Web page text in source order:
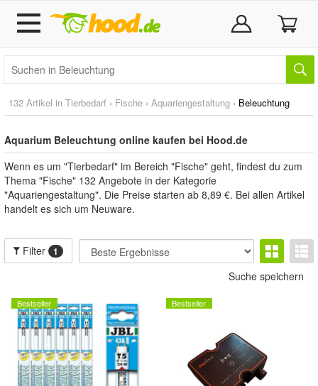
132 Artikel in Tierbedarf › Fische › Aquariengestaltung › Beleuchtung
Aquarium Beleuchtung online kaufen bei Hood.de
Wenn es um "Tierbedarf" im Bereich "Fische" geht, findest du zum
Thema "Fische" 132 Angebote in der Kategorie
"Aquariengestaltung". Die Preise starten ab 8,89 €. Bei allen Artikel
handelt es sich um Neuware.
Filter 1
Suche speichern
Bestseller Bestseller